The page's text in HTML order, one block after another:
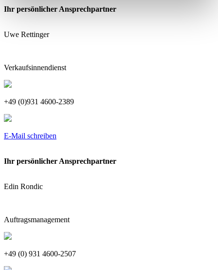
Ihr persönlicher Ansprechpartner
Uwe Rettinger
Verkaufsinnendienst
+49 (0)931 4600-2389
E-Mail schreiben
Ihr persönlicher Ansprechpartner
Edin Rondic
Auftragsmanagement
+49 (0) 931 4600-2507